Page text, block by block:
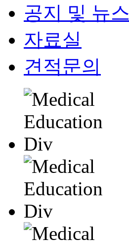
공지 및 뉴스
자료실
견적문의